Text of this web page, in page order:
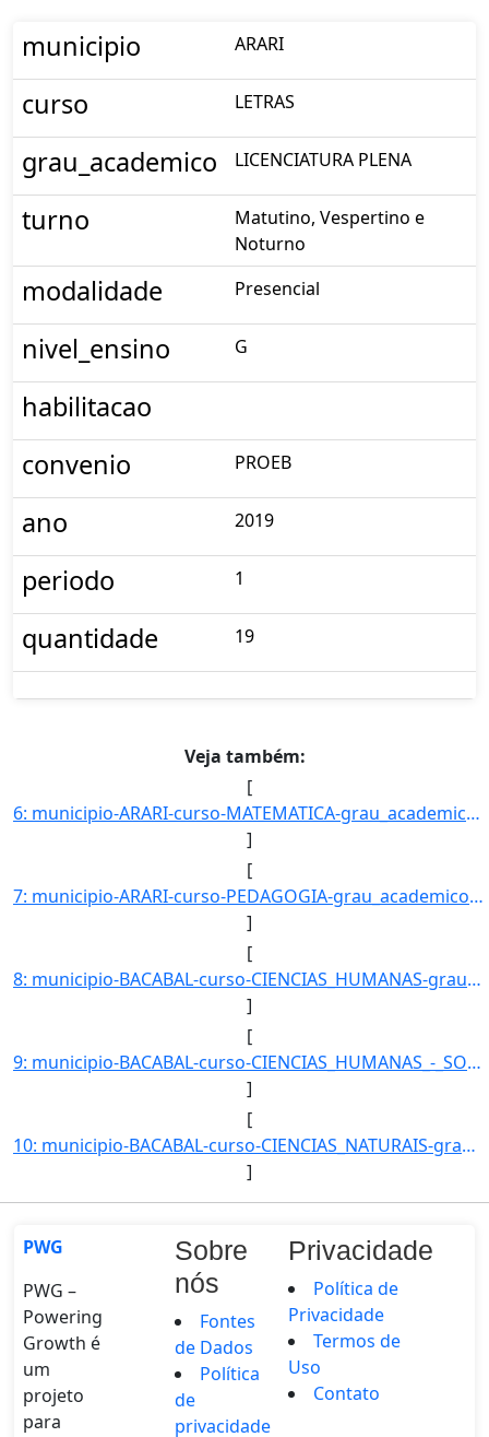
municipio ARARI
curso LETRAS
grau_academico LICENCIATURA PLENA
turno
Matutino, Vespertino e
Noturno
modalidade Presencial
nivel_ensino G
habilitacao
convenio
PROEB
ano 2019
periodo 1
quantidade 19
Veja também:
[
6: municipio-ARARI-curso-MATEMATICA-grau_academico-LICENCIATURA_PLENA-turno-Matutino-_Vespertino_e_Notu]
]
[
7: municipio-ARARI-curso-PEDAGOGIA-grau_academico-LICENCIATURA_PLENA-turno-Matutino-_Vespertino_e_Notur]
]
[
8: municipio-BACABAL-curso-CIENCIAS_HUMANAS-grau_academico-LICENCIATURA_PLENA-turno-Noturno-modalidade-]
]
[
9: municipio-BACABAL-curso-CIENCIAS_HUMANAS_-_SOCIOLOGIA-grau_academico-LICENCIATURA_PLENA-turno-Noturn]
]
[
10: municipio-BACABAL-curso-CIENCIAS_NATURAIS-grau_academico-LICENCIATURA_PLENA-turno-Noturno-modalidade]
]
PWG
PWG –
Powering
Growth é
um
projeto
para
Sobre
nós
Fontes
de Dados
Política
de
privacidade
Privacidade
Política de
Privacidade
Termos de
Uso
Contato